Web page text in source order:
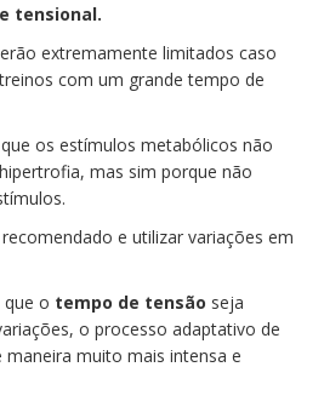
tensional.
extremamente limitados caso
com um grande tempo de
os estímulos metabólicos não
mas sim porque não
e utilizar variações em
que o tempo de tensão seja
o processo adaptativo de
maneira muito mais intensa e